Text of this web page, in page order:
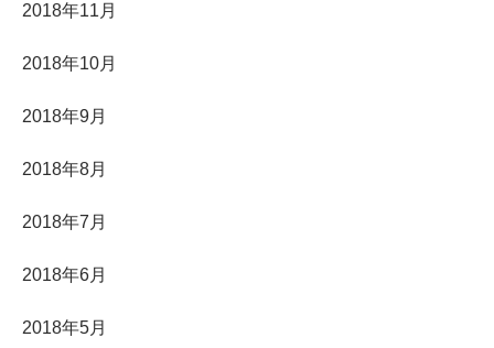
2018年11月
2018年10月
2018年9月
2018年8月
2018年7月
2018年6月
2018年5月